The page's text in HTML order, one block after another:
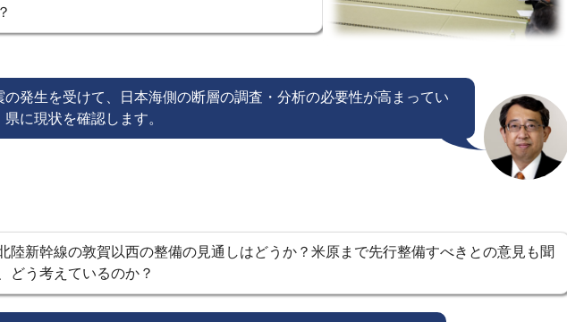
の発生を受けて、日本海側の断層の調査・分析の必要性が高まってい
に現状を確認します。
陸新幹線の敦賀以西の整備の見通しはどうか？米原まで先行整備すべきとの意見も聞
どう考えているのか？